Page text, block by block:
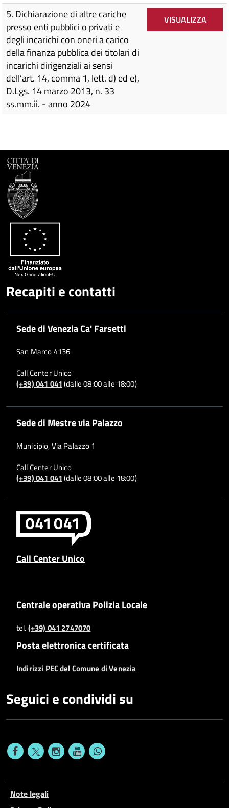
5. Dichiarazione di altre cariche
presso enti pubblici o privati e
degli incarichi con oneri a carico
della finanza pubblica dei titolari di
incarichi dirigenziali ai sensi
dell’art. 14, comma 1, lett. d) ed e),
D.Lgs. 14 marzo 2013, n. 33
ss.mm.ii. - anno 2024
VISUALIZZA
Recapiti e contatti
Sede di Venezia Ca' Farsetti
San Marco 4136
Call Center Unico
(+39) 041 041(dalle 08:00 alle 18:00)
Sede di Mestre via Palazzo
Municipio, Via Palazzo 1
Call Center Unico
(+39) 041 041(dalle 08:00 alle 18:00)
Call Center Unico
Centrale operativa Polizia Locale
tel.(+39) 041 2747070
Posta elettronica certificata
Indirizzi PEC del Comune di Venezia
Seguici e condividi su
Note legali